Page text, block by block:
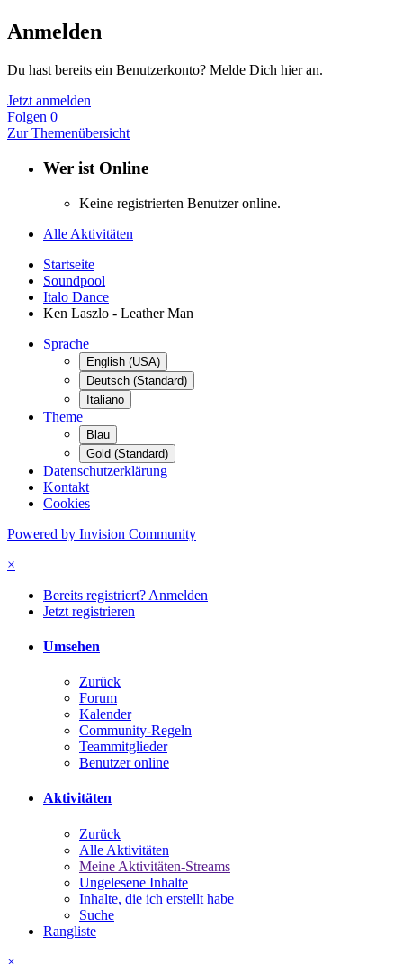
Anmelden
Du hast bereits ein Benutzerkonto? Melde Dich hier an.
Jetzt anmelden
Folgen 0
Zur Themenübersicht
Wer ist Online
Keine registrierten Benutzer online.
Alle Aktivitäten
Startseite
Soundpool
Italo Dance
Ken Laszlo - Leather Man
Sprache
English (USA)
Deutsch (Standard)
Italiano
Theme
Blau
Gold (Standard)
Datenschutzerklärung
Kontakt
Cookies
Powered by Invision Community
×
Bereits registriert? Anmelden
Jetzt registrieren
Umsehen
Zurück
Forum
Kalender
Community-Regeln
Teammitglieder
Benutzer online
Aktivitäten
Zurück
Alle Aktivitäten
Meine Aktivitäten-Streams
Ungelesene Inhalte
Inhalte, die ich erstellt habe
Suche
Rangliste